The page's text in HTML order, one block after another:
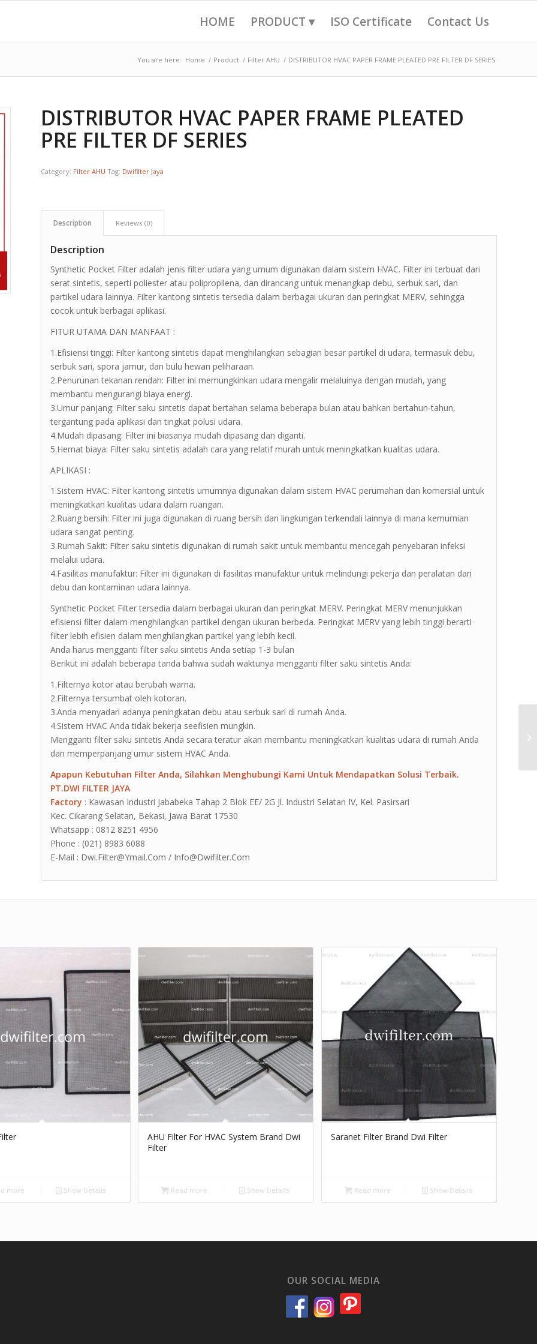
HOME PRODUCT ▾ ISO Certificate Contact Us
You are here: Home / Product / Filter AHU / DISTRIBUTOR HVAC PAPER FRAME PLEATED PRE FILTER DF SERIES
DISTRIBUTOR HVAC PAPER FRAME PLEATED
PRE FILTER DF SERIES
Category: Filter AHU Tag: Dwifilter Jaya
Description Reviews (0)
Description
Synthetic Pocket Filter adalah jenis filter udara yang umum digunakan dalam sistem HVAC. Filter ini terbuat dari
serat sintetis, seperti poliester atau polipropilena, dan dirancang untuk menangkap debu, serbuk sari, dan
partikel udara lainnya. Filter kantong sintetis tersedia dalam berbagai ukuran dan peringkat MERV, sehingga
cocok untuk berbagai aplikasi.
FITUR UTAMA DAN MANFAAT :
1.Efisiensi tinggi: Filter kantong sintetis dapat menghilangkan sebagian besar partikel di udara, termasuk debu,
serbuk sari, spora jamur, dan bulu hewan peliharaan.
2.Penurunan tekanan rendah: Filter ini memungkinkan udara mengalir melaluinya dengan mudah, yang
membantu mengurangi biaya energi.
3.Umur panjang: Filter saku sintetis dapat bertahan selama beberapa bulan atau bahkan bertahun-tahun,
tergantung pada aplikasi dan tingkat polusi udara.
4.Mudah dipasang: Filter ini biasanya mudah dipasang dan diganti.
5.Hemat biaya: Filter saku sintetis adalah cara yang relatif murah untuk meningkatkan kualitas udara.
APLIKASI :
1.Sistem HVAC: Filter kantong sintetis umumnya digunakan dalam sistem HVAC perumahan dan komersial untuk
meningkatkan kualitas udara dalam ruangan.
2.Ruang bersih: Filter ini juga digunakan di ruang bersih dan lingkungan terkendali lainnya di mana kemurnian
udara sangat penting.
3.Rumah Sakit: Filter saku sintetis digunakan di rumah sakit untuk membantu mencegah penyebaran infeksi
melalui udara.
4.Fasilitas manufaktur: Filter ini digunakan di fasilitas manufaktur untuk melindungi pekerja dan peralatan dari
debu dan kontaminan udara lainnya.
Synthetic Pocket Filter tersedia dalam berbagai ukuran dan peringkat MERV. Peringkat MERV menunjukkan
efisiensi filter dalam menghilangkan partikel dengan ukuran berbeda. Peringkat MERV yang lebih tinggi berarti
filter lebih efisien dalam menghilangkan partikel yang lebih kecil.
Anda harus mengganti filter saku sintetis Anda setiap 1-3 bulan
Berikut ini adalah beberapa tanda bahwa sudah waktunya mengganti filter saku sintetis Anda:
1.Filternya kotor atau berubah warna.
2.Filternya tersumbat oleh kotoran.
3.Anda menyadari adanya peningkatan debu atau serbuk sari di rumah Anda.
4.Sistem HVAC Anda tidak bekerja seefisien mungkin.
Mengganti filter saku sintetis Anda secara teratur akan membantu meningkatkan kualitas udara di rumah Anda
dan memperpanjang umur sistem HVAC Anda.
Apapun Kebutuhan Filter Anda, Silahkan Menghubungi Kami Untuk Mendapatkan Solusi Terbaik.
PT.DWI FILTER JAYA
Factory : Kawasan Industri Jababeka Tahap 2 Blok EE/ 2G Jl. Industri Selatan IV, Kel. Pasirsari
Kec. Cikarang Selatan, Bekasi, Jawa Barat 17530
Whatsapp : 0812 8251 4956
Phone : (021) 8983 6088
E-Mail : Dwi.Filter@Ymail.Com / Info@Dwifilter.Com
more Show Details
AHU Filter For HVAC System Brand Dwi
Filter
Read more Show Details
Saranet Filter Brand Dwi Filter
Read more Show Details
OUR SOCIAL MEDIA